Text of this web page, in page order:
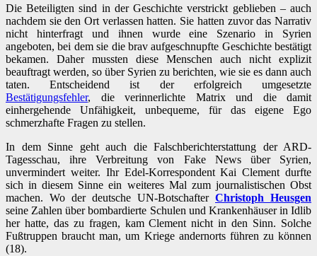
Die Beteiligten sind in der Geschichte verstrickt geblieben – auch
nachdem sie den Ort verlassen hatten. Sie hatten zuvor das Narrativ
nicht hinterfragt und ihnen wurde eine Szenario in Syrien
angeboten, bei dem sie die brav aufgeschnupfte Geschichte bestätigt
bekamen. Daher mussten diese Menschen auch nicht explizit
beauftragt werden, so über Syrien zu berichten, wie sie es dann auch
taten. Entscheidend ist der erfolgreich umgesetzte
Bestätigungsfehler, die verinnerlichte Matrix und die damit
einhergehende Unfähigkeit, unbequeme, für das eigene Ego
schmerzhafte Fragen zu stellen.
In dem Sinne geht auch die Falschberichterstattung der ARD-
Tagesschau, ihre Verbreitung von Fake News über Syrien,
unvermindert weiter. Ihr Edel-Korrespondent Kai Clement durfte
sich in diesem Sinne ein weiteres Mal zum journalistischen Obst
machen. Wo der deutsche UN-Botschafter Christoph Heusgen
seine Zahlen über bombardierte Schulen und Krankenhäuser in Idlib
her hatte, das zu fragen, kam Clement nicht in den Sinn. Solche
Fußtruppen braucht man, um Kriege andernorts führen zu können
(18).